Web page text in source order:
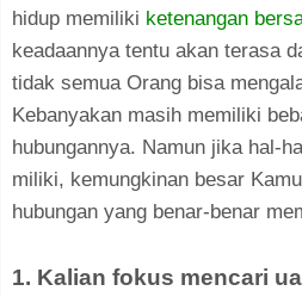
hidup memiliki ketenangan
keadaannya tentu akan terasa
tidak semua Orang bisa
Kebanyakan masih memiliki
hubungannya. Namun jika hal-
miliki, kemungkinan besar
hubungan yang benar-benar
1. Kalian fokus mencari